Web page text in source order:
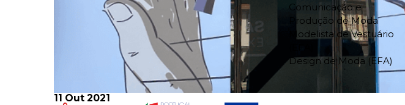
11 Out 2021
Comunicação e
Produção de Moda
Modelista de Vestuário
Design de Moda (EFA)